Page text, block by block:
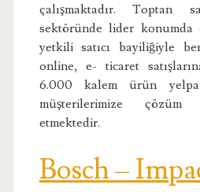
çalışmaktadır. Toptan
sektöründe lider konumda
yetkili satıcı bayiliğiyle
online, e- ticaret
6.000 kalem ürün
müşterilerimize çözüm
etmektedir.
Bosch –